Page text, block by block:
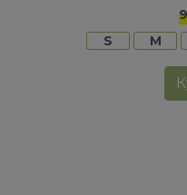
S
M